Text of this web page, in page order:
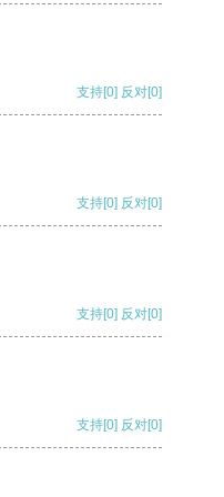
支持[0] 反对[0]
支持[0] 反对[0]
支持[0] 反对[0]
支持[0] 反对[0]